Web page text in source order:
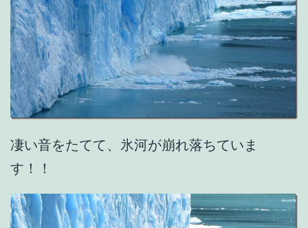
凄い音をたてて、氷河が崩れ落ちていま
す！！